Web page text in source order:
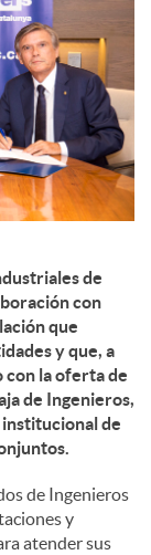
de
con
que
y que, a
con la oferta de
de Ingenieros,
de
de Ingenieros
y
atender sus